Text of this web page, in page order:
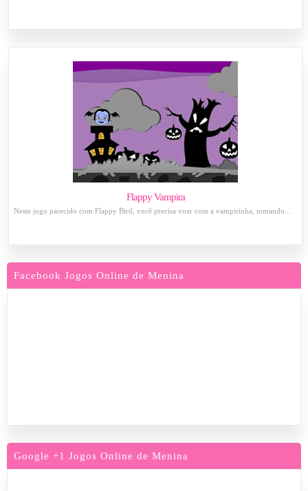
Flappy Vampira
Neste jogo parecido com Flappy Bird, você precisa voar com a vampirinha, tomando...
Facebook Jogos Online de Menina
Google +1 Jogos Online de Menina